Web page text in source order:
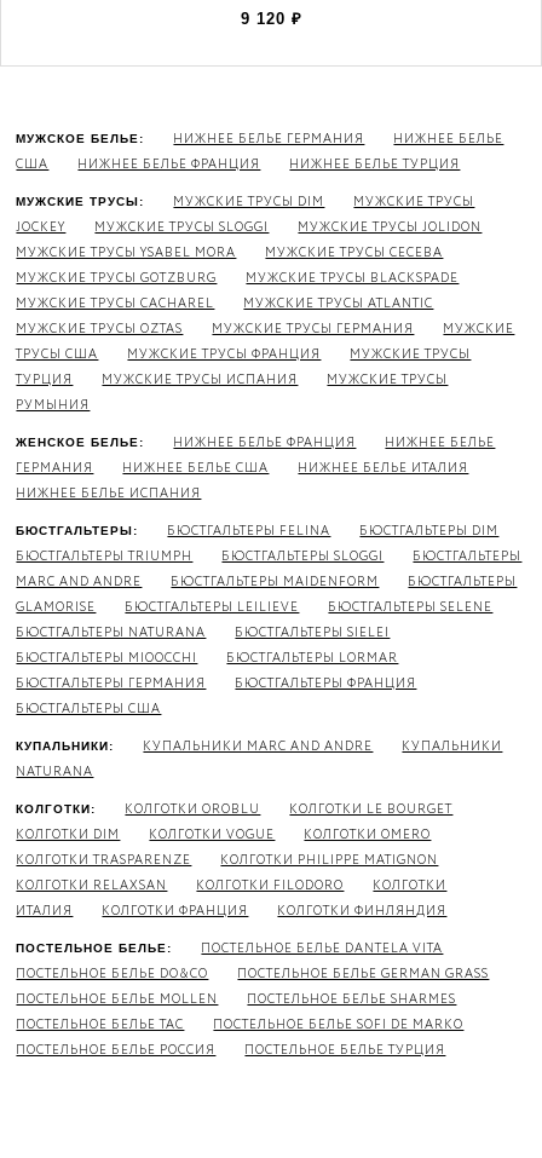
9 120 ₽
МУЖСКОЕ БЕЛЬЕ: НИЖНЕЕ БЕЛЬЕ ГЕРМАНИЯ
НИЖНЕЕ БЕЛЬЕ
США
НИЖНЕЕ БЕЛЬЕ ФРАНЦИЯ НИЖНЕЕ БЕЛЬЕ ТУРЦИЯ
МУЖСКИЕ ТРУСЫ: МУЖСКИЕ ТРУСЫ DIM
МУЖСКИЕ ТРУСЫ
JOCKEY
МУЖСКИЕ ТРУСЫ SLOGGI
МУЖСКИЕ ТРУСЫ JOLIDON
МУЖСКИЕ ТРУСЫ YSABEL MORA
МУЖСКИЕ ТРУСЫ CECEBA
МУЖСКИЕ ТРУСЫ GOTZBURG
МУЖСКИЕ ТРУСЫ BLACKSPADE
МУЖСКИЕ ТРУСЫ CACHAREL
МУЖСКИЕ ТРУСЫ ATLANTIC
МУЖСКИЕ ТРУСЫ OZTAS
МУЖСКИЕ ТРУСЫ ГЕРМАНИЯ
МУЖСКИЕ
ТРУСЫ США
МУЖСКИЕ ТРУСЫ ФРАНЦИЯ
МУЖСКИЕ ТРУСЫ
ТУРЦИЯ
МУЖСКИЕ ТРУСЫ ИСПАНИЯ
МУЖСКИЕ ТРУСЫ
РУМЫНИЯ
ЖЕНСКОЕ БЕЛЬЕ: НИЖНЕЕ БЕЛЬЕ ФРАНЦИЯ
НИЖНЕЕ БЕЛЬЕ
ГЕРМАНИЯ
НИЖНЕЕ БЕЛЬЕ США
НИЖНЕЕ БЕЛЬЕ ИТАЛИЯ
НИЖНЕЕ БЕЛЬЕ ИСПАНИЯ
БЮСТГАЛЬТЕРЫ: БЮСТГАЛЬТЕРЫ FELINA
БЮСТГАЛЬТЕРЫ DIM
БЮСТГАЛЬТЕРЫ TRIUMPH
БЮСТГАЛЬТЕРЫ SLOGGI
БЮСТГАЛЬТЕРЫ
MARC AND ANDRE
БЮСТГАЛЬТЕРЫ MAIDENFORM
БЮСТГАЛЬТЕРЫ
GLAMORISE
БЮСТГАЛЬТЕРЫ LEILIEVE
БЮСТГАЛЬТЕРЫ SELENE
БЮСТГАЛЬТЕРЫ NATURANA
БЮСТГАЛЬТЕРЫ SIELEI
БЮСТГАЛЬТЕРЫ MIOOCCHI
БЮСТГАЛЬТЕРЫ LORMAR
БЮСТГАЛЬТЕРЫ ГЕРМАНИЯ
БЮСТГАЛЬТЕРЫ ФРАНЦИЯ
БЮСТГАЛЬТЕРЫ США
КУПАЛЬНИКИ: КУПАЛЬНИКИ MARC AND ANDRE
КУПАЛЬНИКИ
NATURANA
КОЛГОТКИ: КОЛГОТКИ OROBLU
КОЛГОТКИ LE BOURGET
КОЛГОТКИ DIM
КОЛГОТКИ VOGUE
КОЛГОТКИ OMERO
КОЛГОТКИ TRASPARENZE
КОЛГОТКИ PHILIPPE MATIGNON
КОЛГОТКИ RELAXSAN
КОЛГОТКИ FILODORO
КОЛГОТКИ
ИТАЛИЯ
КОЛГОТКИ ФРАНЦИЯ КОЛГОТКИ ФИНЛЯНДИЯ
ПОСТЕЛЬНОЕ БЕЛЬЕ:
ПОСТЕЛЬНОЕ БЕЛЬЕ DANTELA VITA
ПОСТЕЛЬНОЕ БЕЛЬЕ DO&CO
ПОСТЕЛЬНОЕ БЕЛЬЕ GERMAN GRASS
ПОСТЕЛЬНОЕ БЕЛЬЕ MOLLEN
ПОСТЕЛЬНОЕ БЕЛЬЕ SHARMES
ПОСТЕЛЬНОЕ БЕЛЬЕ TAC
ПОСТЕЛЬНОЕ БЕЛЬЕ SOFI DE MARKO
ПОСТЕЛЬНОЕ БЕЛЬЕ РОССИЯ
ПОСТЕЛЬНОЕ БЕЛЬЕ ТУРЦИЯ